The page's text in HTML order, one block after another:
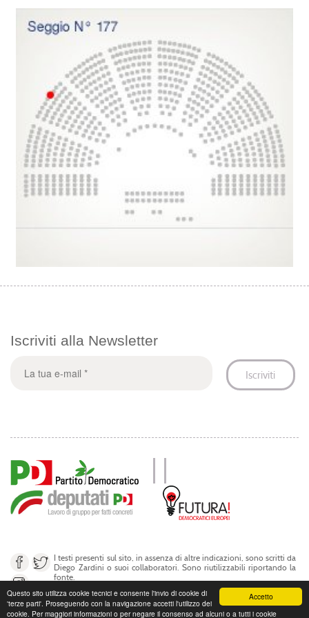
Accetto
Questo sito utilizza cookie tecnici e consente l'invio di cookie di
'terze parti'. Proseguendo con la navigazione accetti l'utilizzo dei
cookie. Per maggiori informazioni o per negare il consenso ad alcuni o a tutti i cookie
Iscriviti alla Newsletter
I testi presenti sul sito, in assenza di altre indicazioni, sono scritti da
Diego Zardini o suoi collaboratori. Sono riutilizzabili riportando la
fonte.
© Diego Zardini 2017